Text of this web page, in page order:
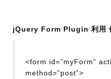
jQuery Form Plugin 利用
<form id=”myForm”
method=”post”>